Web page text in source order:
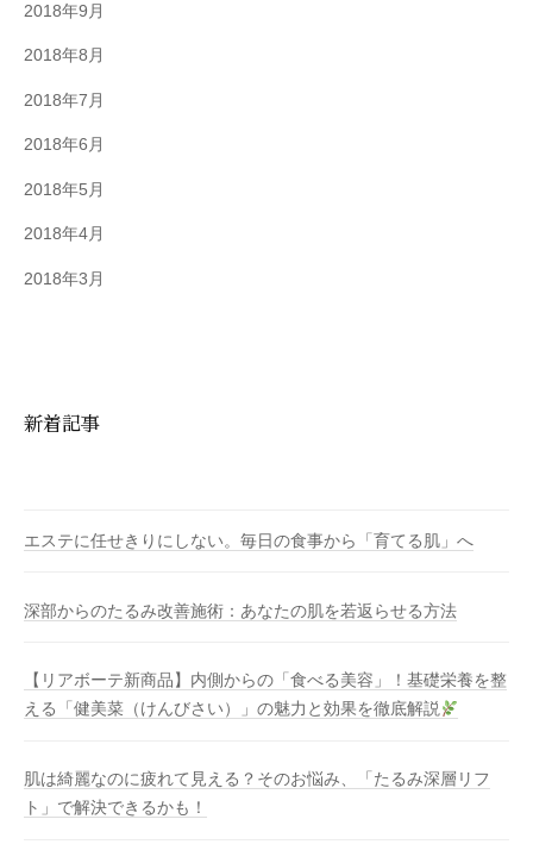
2018年9月
2018年8月
2018年7月
2018年6月
2018年5月
2018年4月
2018年3月
新着記事
エステに任せきりにしない。毎日の食事から「育てる肌」へ
深部からのたるみ改善施術：あなたの肌を若返らせる方法
【リアボーテ新商品】内側からの「食べる美容」！基礎栄養を整
える「健美菜（けんびさい）」の魅力と効果を徹底解説
肌は綺麗なのに疲れて見える？そのお悩み、「たるみ深層リフ
ト」で解決できるかも！